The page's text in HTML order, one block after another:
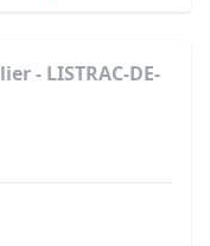
- LISTRAC-DE-